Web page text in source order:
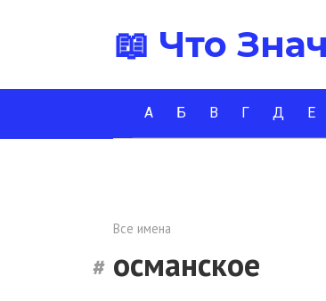
📖 Что
А Б В Г Д Е
Все имена
османское